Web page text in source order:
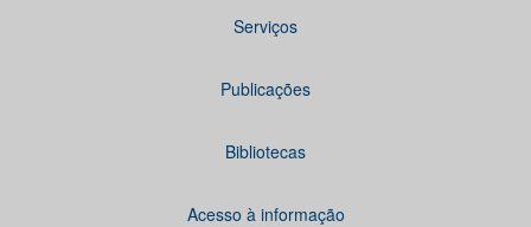
Serviços
Publicações
Bibliotecas
Acesso à informação